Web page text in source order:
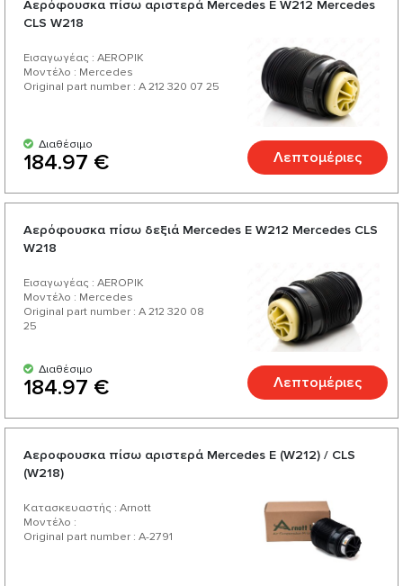
ποιότητας, μια πλούσια και μια ποικιλία από πάνω από 200
Αερόφουσκα πίσω αριστερά Mercedes E W212 Mercedes
CLS W218
Εισαγωγέας : AEROPIK
Μοντέλο : Mercedes
Original part number : A 212 320 07 25
Διαθέσιμο
184.97 € Λεπτομέριες
Αερόφουσκα πίσω δεξιά Mercedes E W212 Mercedes CLS
W218
Εισαγωγέας : AEROPIK
Μοντέλο : Mercedes
Original part number : A 212 320 08
25
Διαθέσιμο
184.97 € Λεπτομέριες
Αεροφουσκα πίσω αριστερά Mercedes E (W212) / CLS
(W218)
Κατασκευαστής : Arnott
Μοντέλο :
Original part number : A-2791